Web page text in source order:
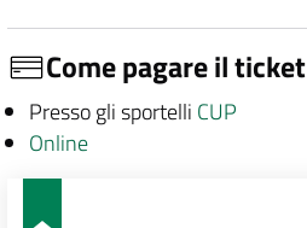
Come pagare il ticket
Presso gli sportelli CUP
Online